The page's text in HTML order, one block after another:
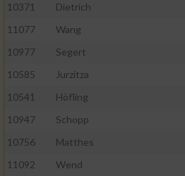
10371
Dietrich
11077
Wang
10977
Segert
10585
Jurzitza
10541
Höfling
10947
Schopp
10756
Matthes
11092
Wend